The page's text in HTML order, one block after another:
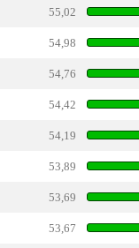
55,02
54,98
54,76
54,42
54,19
53,89
53,69
53,67